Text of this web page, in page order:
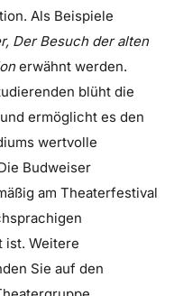
Als Beispiele
Der Besuch der alten
erwähnt werden.
blüht die
ermöglicht es den
wertvolle
Budweiser
am Theaterfestival
ist. Weitere
Sie auf den